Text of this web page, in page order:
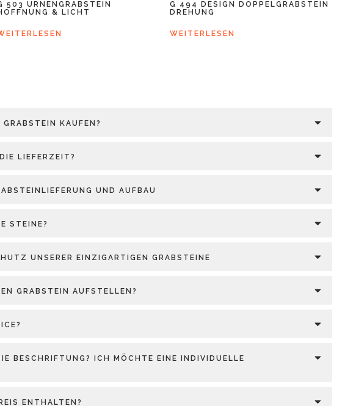
503 URNENGRABSTEIN
& LICHT
G 494 DESIGN DOPPELGRABSTEIN
DREHUNG
WEITERLESEN
KAUFEN?
LIEFERZEIT?
UND AUFBAU
STEINE?
UNSERER EINZIGARTIGEN GRABSTEINE
GRABSTEIN AUFSTELLEN?
BESCHRIFTUNG? ICH MÖCHTE EINE INDIVIDUELLE
ENTHALTEN?